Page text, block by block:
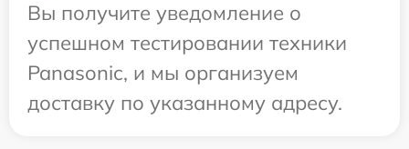
Вы получите уведомление о
успешном тестировании техники
Panasonic, и мы организуем
доставку по указанному адресу.